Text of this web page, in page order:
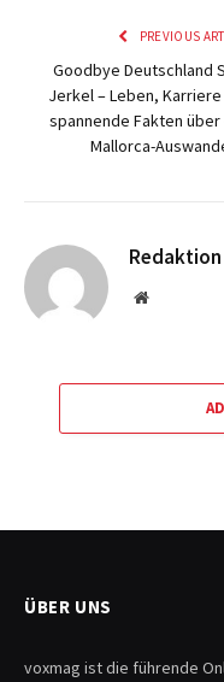
PREVIOUS
Goodbye Deutschland
Jerkel – Leben, Karriere
spannende Fakten über
Mallorca-
Redaktion
Website
ÜBER UNS
voxmag ist die führende